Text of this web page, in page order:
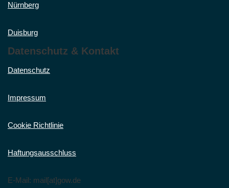
Nürnberg
Duisburg
Datenschutz & Kontakt
Datenschutz
Impressum
Cookie Richtlinie
Haftungsausschluss
E-Mail: mail[at]gow.de